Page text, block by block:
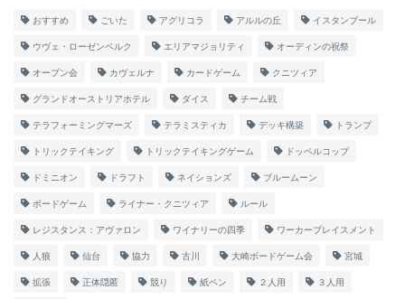
おすすめ ごいた アグリコラ アルルの丘 イスタンブール
ウヴェ・ローゼンベルク エリアマジョリティ オーディンの祝祭
オープン会 カヴェルナ カードゲーム クニツィア
グランドオーストリアホテル ダイス チーム戦
テラフォーミングマーズ テラミスティカ デッキ構築 トランプ
トリックテイキング トリックテイキングゲーム ドッペルコップ
ドミニオン ドラフト ネイションズ ブルームーン
ボードゲーム ライナー・クニツィア ルール
レジスタンス：アヴァロン ワイナリーの四季 ワーカープレイスメント
人狼 仙台 協力 古川 大崎ボードゲーム会 宮城
拡張 正体隠匿 競り 紙ペン ２人用 ３人用